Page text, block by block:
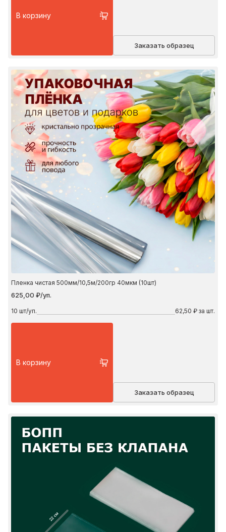
В корзину
Заказать образец
Пленка чистая 500мм/10,5м/200гр 40мкм (10шт)
625,00 ₽/уп.
10 шт/уп. 62,50 ₽ за шт.
В корзину
Заказать образец
22 см